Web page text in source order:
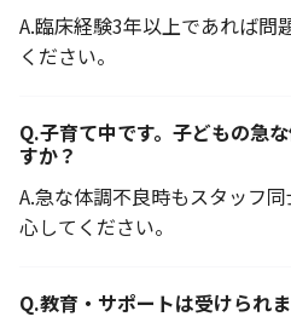
A.臨床経験3年以上であれば問
ください。
Q.子育て中です。子どもの急
すか？
A.急な体調不良時もスタッフ
心してください。
Q.教育・サポートは受けられ